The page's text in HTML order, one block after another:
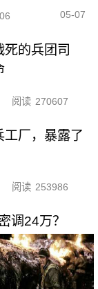
05-07
的兵团司
阅读 270607
工厂，暴露了
阅读 253986
调24万？